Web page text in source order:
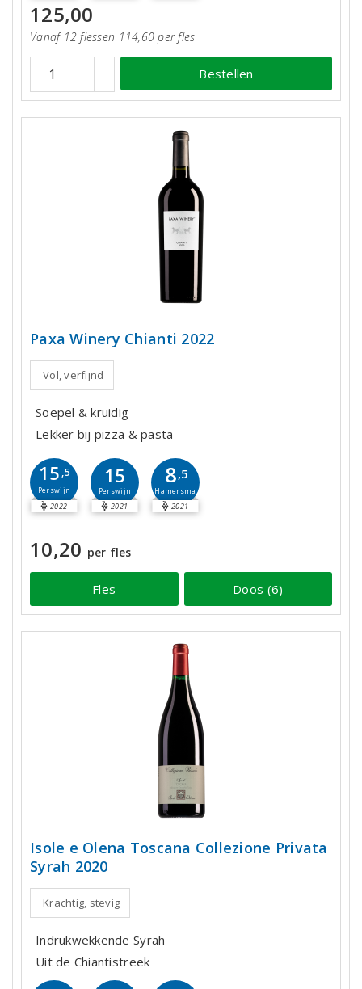
125,00
Vanaf 12 flessen 114,60 per fles
Bestellen
Paxa Winery Chianti 2022
Vol, verfijnd
Soepel & kruidig
Lekker bij pizza & pasta
15 ,5
Perswijn
2022
15
Perswijn
2021
8,5
Hamersma
2021
10,20 per fles
Fles Doos (6)
Isole e Olena Toscana Collezione Privata
Syrah 2020
Krachtig, stevig
Indrukwekkende Syrah
Uit de Chiantistreek